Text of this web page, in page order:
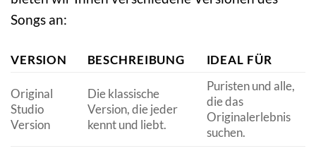
Songs an:
VERSION BESCHREIBUNG IDEAL FÜR
Original
Studio
Version
Die klassische
Version, die jeder
kennt und liebt.
Puristen und alle,
die das
Originalerlebnis
suchen.